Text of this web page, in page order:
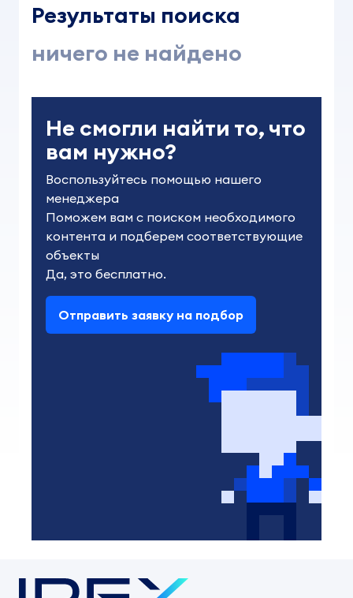
Результаты поиска
ничего не найдено
Не смогли найти то, что
вам нужно?
Воспользуйтесь помощью нашего
менеджера
Поможем вам с поиском необходимого
контента и подберем соответствующие
объекты
Да, это бесплатно.
Отправить заявку на подбор